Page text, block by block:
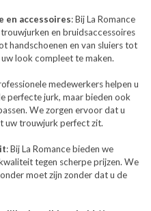
en accessoires: Bij La Romance
en bruidsaccessoires
handschoenen en van sluiers tot
look compleet te maken.
medewerkers helpen u
perfecte jurk, maar bieden ook
We zorgen ervoor dat u
uw trouwjurk perfect zit.
: Bij La Romance bieden we
tegen scherpe prijzen. We
moet zijn zonder dat u de